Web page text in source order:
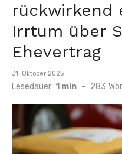
rückwirkend
Irrtum über
Ehevertrag
Veröffentlicht
am
31. Oktober 2025
Lesedauer: 1 min - 283